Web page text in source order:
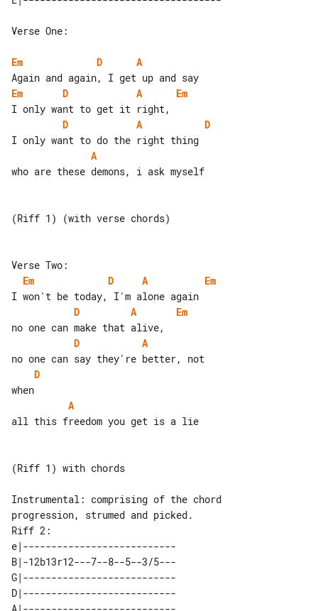
Verse One:
Em D
A
Em
D A
Em
D
A
D
A
who are these demons, i ask myself
(Riff 1) (with verse chords)
Em
D A
Em
D
A
Em
D
A
D
A
all this freedom you get is a lie
(Riff 1) with chords
Instrumental: comprising of the chord
Riff 2:
e|---------------------------
B|-12b13r12---7--8--5--3/5---
G|---------------------------
D|---------------------------